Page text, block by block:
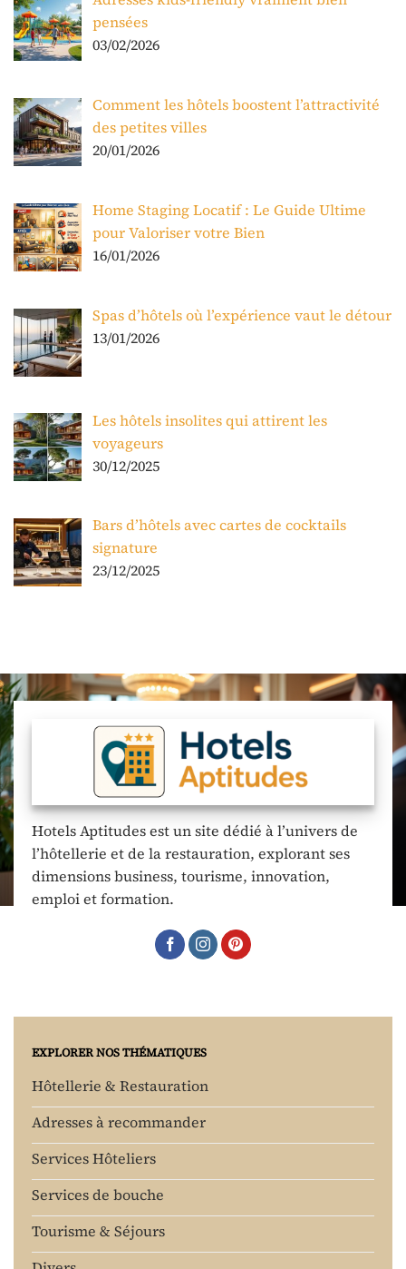
pensées
03/02/2026
Comment les hôtels boostent l’attractivité
des petites villes
20/01/2026
Home Staging Locatif : Le Guide Ultime
pour Valoriser votre Bien
16/01/2026
Spas d’hôtels où l’expérience vaut le détour
13/01/2026
Les hôtels insolites qui attirent les
voyageurs
30/12/2025
Bars d’hôtels avec cartes de cocktails
signature
23/12/2025
Hotels Aptitudes est un site dédié à l’univers de
l’hôtellerie et de la restauration, explorant ses
dimensions business, tourisme, innovation,
emploi et formation.
EXPLORER NOS THÉMATIQUES
Hôtellerie & Restauration
Adresses à recommander
Services Hôteliers
Services de bouche
Tourisme & Séjours